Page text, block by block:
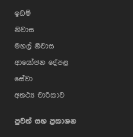
ඉඩම්
නිවාස
මහල් නිවාස
ආයෝජන දේපළ
සේවා
අතථ්‍ය චාරිකාව
පුවත් සහ ප්‍රකාශන